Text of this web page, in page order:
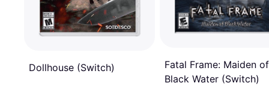
Dollhouse (Switch)
Fatal Frame: Maiden of
Black Water (Switch)